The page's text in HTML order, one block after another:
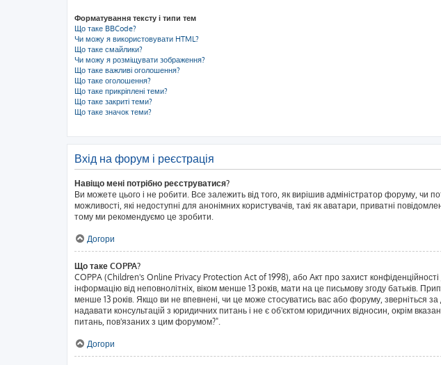
Форматування тексту і типи тем
Що таке BBCode?
Чи можу я використовувати HTML?
Що таке смайлики?
Чи можу я розміщувати зображення?
Що таке важливі оголошення?
Що таке оголошення?
Що таке прикріплені теми?
Що таке закриті теми?
Що таке значок теми?
Вхід на форум і реєстрація
Навіщо мені потрібно реєструватися?
Ви можете цього і не робити. Все залежить від того, як вирішив адміністратор форуму, чи
можливості, які недоступні для анонімних користувачів, такі як аватари, приватні
тому ми рекомендуємо це зробити.
Догори
Що таке COPPA?
COPPA (Children's Online Privacy Protection Act of 1998), або Акт про захист
інформацію від неповнолітніх, віком менше 13 років, мати на це письмову згоду батьків.
менше 13 років. Якщо ви не впевнені, чи це може стосуватись вас або форуму, зверніться
надавати консультацій з юридичних питань і не є об'єктом юридичних відносин, окрім
питань, пов'язаних з цим форумом?".
Догори